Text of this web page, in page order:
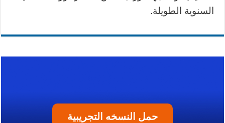
السنوية الطويلة.
حمل النسخه التجريبية